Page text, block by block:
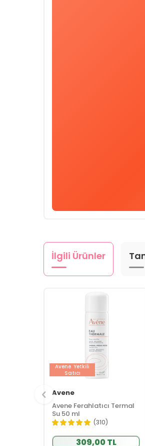
İlgili Ürünler
Avene Yetkili
Satıcı
Avene
Avene Ferahlatıcı Termal
Su 50 ml
(310)
309,00 TL